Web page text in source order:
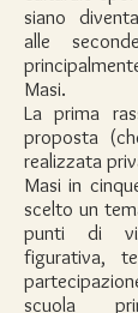
siano
alle
Masi.
La prima
proposta
realizzata
Masi in
scelto un
punti di
figurativa,
scuola